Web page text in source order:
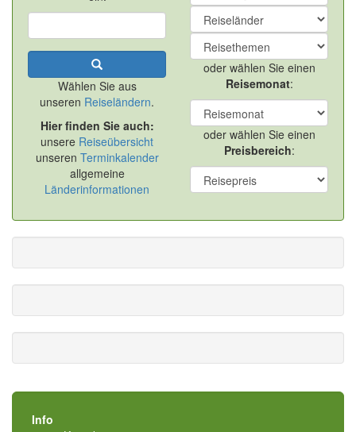
Wählen Sie aus
unseren Reiseländern.
Hier finden Sie auch:
unsere Reiseübersicht
unseren Terminkalender
allgemeine
Länderinformationen
oder wählen Sie einen
Reisemonat:
oder wählen Sie einen
Preisbereich:
Info